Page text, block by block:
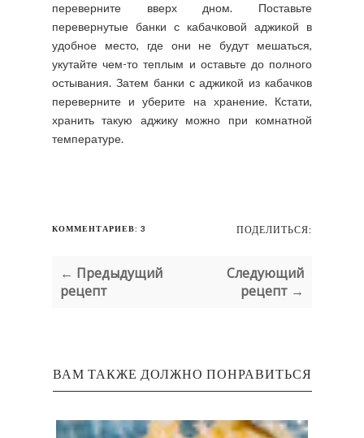
переверните вверх дном. Поставьте
перевернутые банки с кабачковой аджикой в
удобное место, где они не будут мешаться,
укутайте чем-то теплым и оставьте до полного
остывания. Затем банки с аджикой из кабачков
переверните и уберите на хранение. Кстати,
хранить такую аджику можно при комнатной
температуре.
КОММЕНТАРИЕВ: 3 ПОДЕЛИТЬСЯ:
← Предыдущий
рецепт
Следующий
рецепт →
ВАМ ТАКЖЕ ДОЛЖНО ПОНРАВИТЬСЯ